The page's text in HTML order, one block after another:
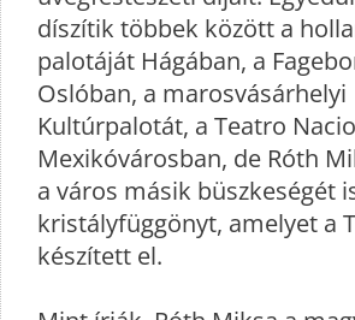
díszítik többek között a
palotáját Hágában, a
Oslóban, a marosvásárhelyi
Kultúrpalotát, a Teatro
Mexikóvárosban, de Róth
a város másik büszkeségét
kristályfüggönyt, amelyet a
készített el.